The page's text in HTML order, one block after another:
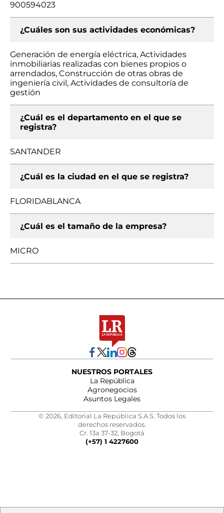
900594023
¿Cuáles son sus actividades económicas?
Generación de energía eléctrica, Actividades
inmobiliarias realizadas con bienes propios o
arrendados, Construcción de otras obras de
ingeniería civil, Actividades de consultoría de
gestión
¿Cuál es el departamento en el que se
registra?
SANTANDER
¿Cuál es la ciudad en el que se registra?
FLORIDABLANCA
¿Cuál es el tamaño de la empresa?
MICRO
NUESTROS PORTALES
La República
Agronegocios
Asuntos Legales
© 2026, Editorial La República S.A.S. Todos los
derechos reservados.
Cr. 13a 37-32, Bogotá
(+57) 1 4227600